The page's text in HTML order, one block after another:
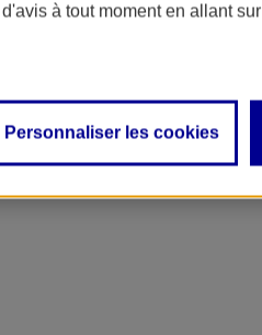
à tout moment en allant sur
Personnaliser les cookies